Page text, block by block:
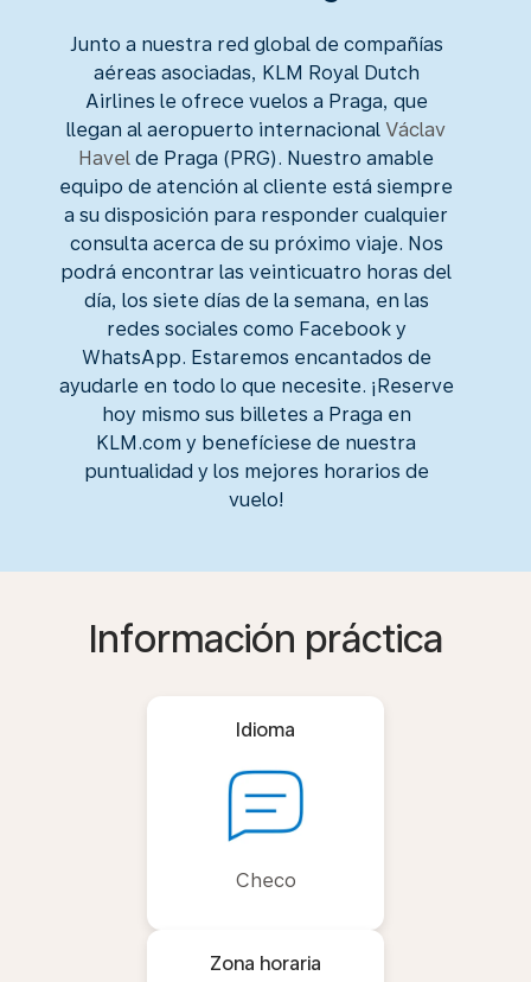
Junto a nuestra red global de compañías
aéreas asociadas, KLM Royal Dutch
Airlines le ofrece vuelos a Praga, que
llegan al aeropuerto internacional Václav
Havel de Praga (PRG). Nuestro amable
equipo de atención al cliente está siempre
a su disposición para responder cualquier
consulta acerca de su próximo viaje. Nos
podrá encontrar las veinticuatro horas del
día, los siete días de la semana, en las
redes sociales como Facebook y
WhatsApp. Estaremos encantados de
ayudarle en todo lo que necesite. ¡Reserve
hoy mismo sus billetes a Praga en
KLM.com y benefíciese de nuestra
puntualidad y los mejores horarios de
vuelo!
Información práctica
Idioma
Checo
Zona horaria